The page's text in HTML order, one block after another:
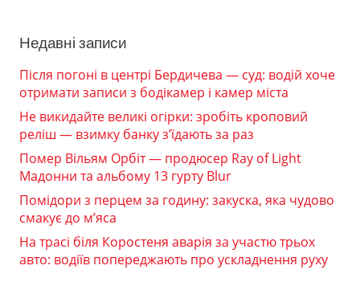
Недавні записи
Після погоні в центрі Бердичева — суд: водій хоче
отримати записи з бодікамер і камер міста
Не викидайте великі огірки: зробіть кроповий
реліш — взимку банку з’їдають за раз
Помер Вільям Орбіт — продюсер Ray of Light
Мадонни та альбому 13 гурту Blur
Помідори з перцем за годину: закуска, яка чудово
смакує до м’яса
На трасі біля Коростеня аварія за участю трьох
авто: водіїв попереджають про ускладнення руху